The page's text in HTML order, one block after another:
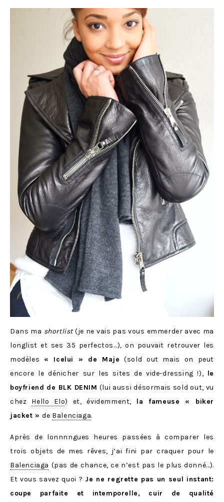
Dans ma shortlist(je ne vais pas vous emmerder avec ma
longlist et ses 35 perfectos…), on pouvait retrouver les
modèles « Icelui » de Maje (sold out mais on peut
encore le dénicher sur les sites de vide-dressing !), le
boyfriend de BLK DENIM (lui aussi désormais sold out, vu
chez Hello Elo) et, évidemment, la fameuse « biker
jacket »de Balenciaga.
Après de lonnnngues heures passées à comparer les
trois objets de mes rêves, j’ai fini par craquer pour le
Balenciaga (pas de chance, ce n’est pas le plus donné…).
Et vous savez quoi ? Je ne regrette pas un seul instant:
coupe parfaite et intemporelle, cuir de qualité